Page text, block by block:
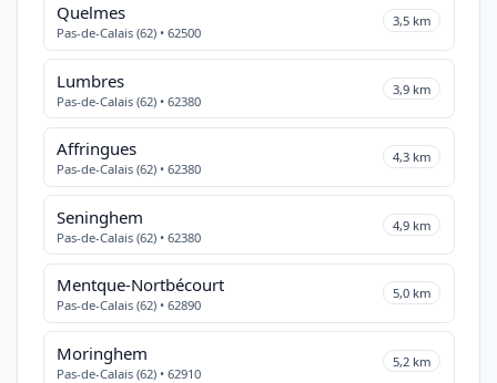
Quelmes
Pas-de-Calais (62) • 62500
3,5 km
Lumbres
Pas-de-Calais (62) • 62380
3,9 km
Affringues
Pas-de-Calais (62) • 62380
4,3 km
Seninghem
Pas-de-Calais (62) • 62380
4,9 km
Mentque-Nortbécourt
Pas-de-Calais (62) • 62890
5,0 km
Moringhem
Pas-de-Calais (62) • 62910
5,2 km